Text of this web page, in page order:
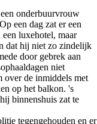
onderbuurvrouw
een dag zat er een
luxehotel, maar
dat hij niet zo zindelijk
door gebrek aan
niet
over de inmiddels met
op het balkon. 's
binnenshuis zat te
tegengehouden en er